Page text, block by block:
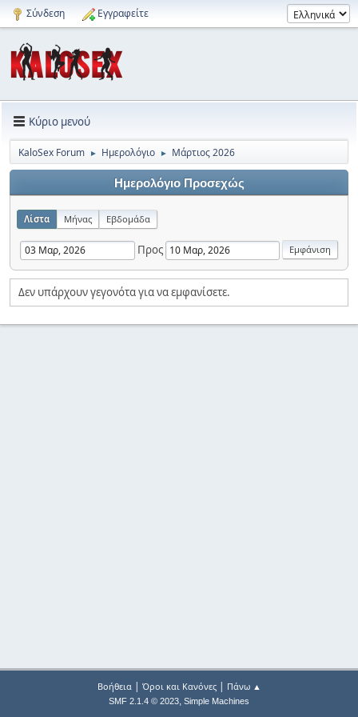
Σύνδεση Εγγραφείτε
Κύριο μενού
KaloSex Forum ► Ημερολόγιο ► Μάρτιος 2026
Ημερολόγιο Προσεχώς
Λίστα Μήνας Εβδομάδα
Προς
Δεν υπάρχουν γεγονότα για να εμφανίσετε.
Βοήθεια| Όροι και Κανόνες| Πάνω ▲
SMF 2.1.4 © 2023, Simple Machines